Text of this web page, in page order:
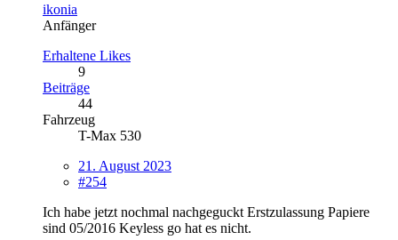
ikonia
Anfänger
Erhaltene Likes
9
Beiträge
44
Fahrzeug
T-Max 530
21. August 2023
#254
Ich habe jetzt nochmal nachgeguckt Erstzulassung Papiere
sind 05/2016 Keyless go hat es nicht.